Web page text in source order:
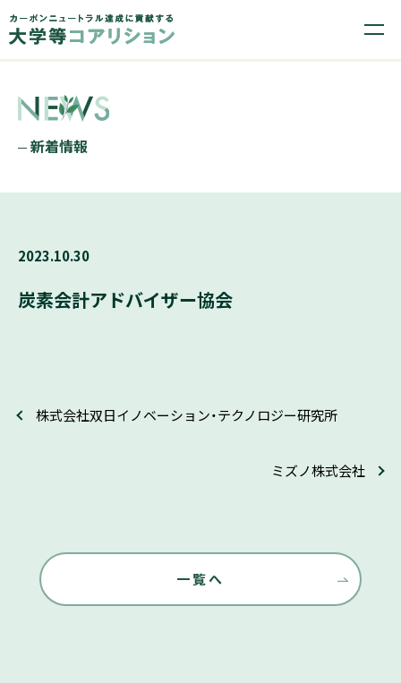
新着情報
2023.10.30
炭素会計アドバイザー協会
株式会社双日イノベーション・テクノロジー研究所
ミズノ株式会社
一覧へ